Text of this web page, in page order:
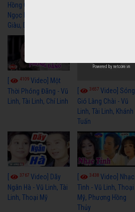
Hồng Cài Áo - Vũ Linh,
Ngọc Huyền, Ngọc
Giàu, Diệp Lang
4109 Video] Một
Thời Phóng Đãng - Vũ
Linh, Tài Linh, Chí Linh
3657Video] Sóng
Gió Làng Chài - Vũ
Linh, Tài Linh, Khánh
Tuấn
3767 Video] Dãy
Ngân Hà - Vũ Linh, Tài
Linh, Thoại Mỹ
3438Video] Nhạc
Tình - Vũ Linh, Thoại
Mỹ, Phương Hồng
Thủy
Powered by netcore.vn